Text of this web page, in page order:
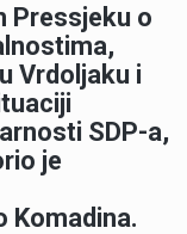
Pressjeku o
Vrdoljaku i
SDP-a,
je
Komadina.